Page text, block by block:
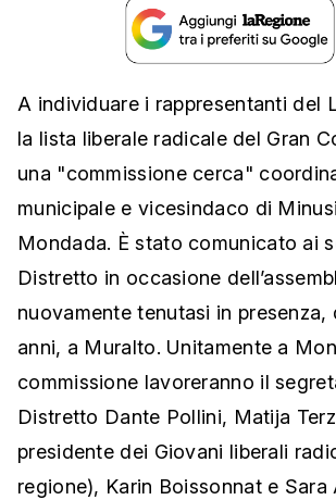
A individuare i rappresentanti del
la lista liberale radicale del Gran
una "commissione cerca"
municipale e vicesindaco di
Mondada. È stato comunicato ai
Distretto in occasione
nuovamente tenutasi in presenza,
anni, a Muralto. Unitamente a
commissione lavoreranno il
Distretto Dante Pollini, Matija
presidente dei Giovani liberali
regione), Karin Boissonnat e Sara